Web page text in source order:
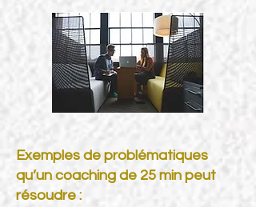
Exemples de problématiques
qu’un coaching de 25 min peut
résoudre :